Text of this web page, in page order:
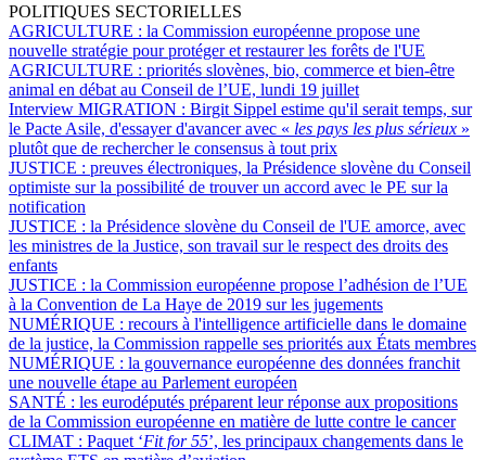
POLITIQUES SECTORIELLES
AGRICULTURE : la Commission européenne propose une
nouvelle stratégie pour protéger et restaurer les forêts de l'UE
AGRICULTURE : priorités slovènes, bio, commerce et bien-être
animal en débat au Conseil de l’UE, lundi 19 juillet
Interview MIGRATION : Birgit Sippel estime qu'il serait temps, sur
le Pacte Asile, d'essayer d'avancer avec « les pays les plus sérieux »
plutôt que de rechercher le consensus à tout prix
JUSTICE : preuves électroniques, la Présidence slovène du Conseil
optimiste sur la possibilité de trouver un accord avec le PE sur la
notification
JUSTICE : la Présidence slovène du Conseil de l'UE amorce, avec
les ministres de la Justice, son travail sur le respect des droits des
enfants
JUSTICE : la Commission européenne propose l’adhésion de l’UE
à la Convention de La Haye de 2019 sur les jugements
NUMÉRIQUE : recours à l'intelligence artificielle dans le domaine
de la justice, la Commission rappelle ses priorités aux États membres
NUMÉRIQUE : la gouvernance européenne des données franchit
une nouvelle étape au Parlement européen
SANTÉ : les eurodéputés préparent leur réponse aux propositions
de la Commission européenne en matière de lutte contre le cancer
CLIMAT : Paquet ‘Fit for 55’, les principaux changements dans le